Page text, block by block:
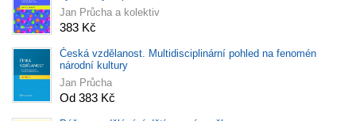
Jan Průcha a kolektiv
383 Kč
Česká vzdělanost. Multidisciplinární pohled na fenomén
národní kultury
Jan Průcha
Od 383 Kč